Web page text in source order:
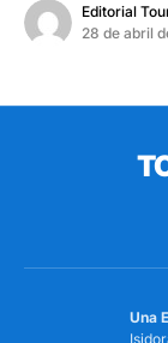
Editorial
28 de abril
Una